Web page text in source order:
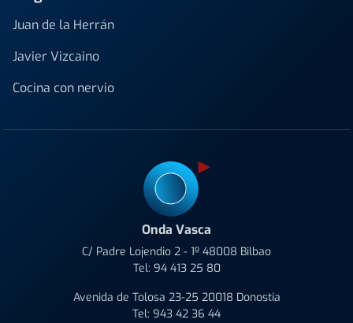
Juan de la Herrán
Javier Vizcaino
Cocina con nervio
Onda Vasca
C/ Padre Lojendio 2 - 1º 48008 Bilbao
Tel: 94 413 25 80
Avenida de Tolosa 23-25 20018 Donostia
Tel: 943 42 36 44